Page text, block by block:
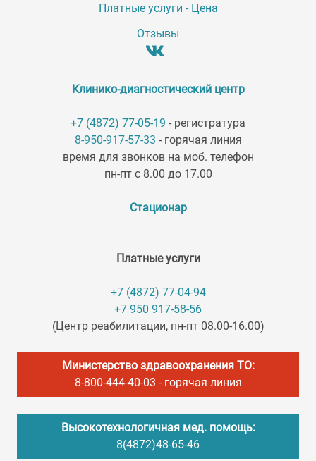
Платные услуги - Цена
Отзывы
Клинико-диагностический центр
+7 (4872) 77-05-19 - регистратура
8-950-917-57-33 - горячая линия
время для звонков на моб. телефон
пн-пт с 8.00 до 17.00
Стационар
Платные услуги
+7 (4872) 77-04-94
+7 950 917-58-56
(Центр реабилитации, пн-пт 08.00-16.00)
Министерство здравоохранения ТО:
8-800-444-40-03 - горячая линия
Высокотехнологичная мед. помощь:
8(4872)48-65-46